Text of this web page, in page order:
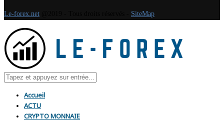
Le-forex.net SiteMap
Accueil
ACTU
CRYPTO MONNAIE